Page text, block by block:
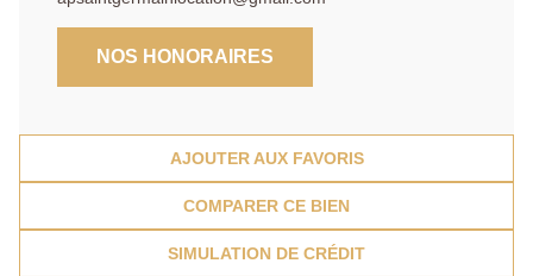
NOS HONORAIRES
AJOUTER AUX FAVORIS
COMPARER CE BIEN
SIMULATION DE CRÉDIT